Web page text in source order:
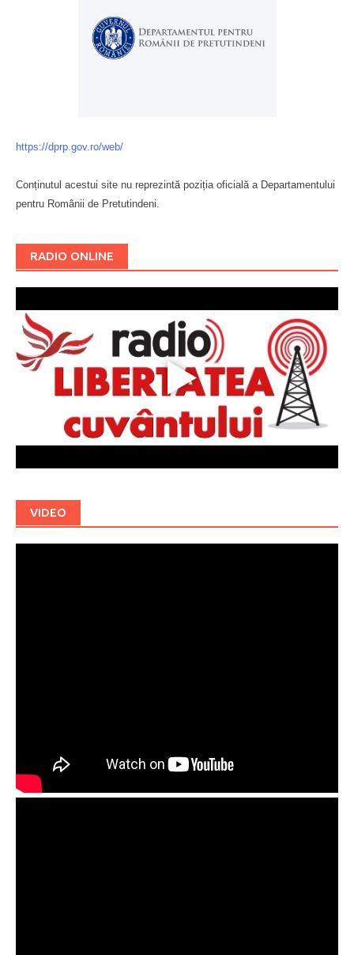
https://dprp.gov.ro/web/
Conținutul acestui site nu reprezintă poziția oficială a Departamentului
pentru Românii de Pretutindeni.
RADIO ONLINE
VIDEO